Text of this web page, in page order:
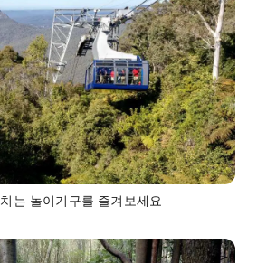
는 놀이기구를 즐겨보세요